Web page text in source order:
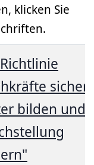
klicken Sie
Richtlinie
bilden und